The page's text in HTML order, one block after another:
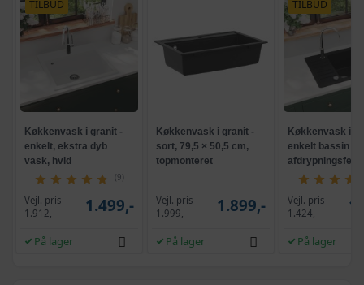
TILBUD
Køkkenvask i granit -
enkelt, ekstra dyb
vask, hvid
(9)
Vejl. pris
1.912,-
1.499,-
På lager
Køkkenvask i granit -
sort, 79,5 × 50,5 cm,
topmonteret
Vejl. pris
1.999,-
1.899,-
På lager
TILBUD
Køkkenvask i
enkelt bassin
afdrypningsfelt,
Vejl. pris
1.424,-
På lager